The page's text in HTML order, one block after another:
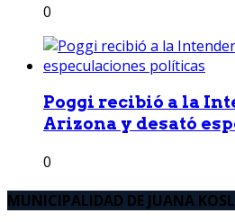
0
Poggi recibió a la
Arizona y desató
0
MUNICIPALIDAD DE JUANA